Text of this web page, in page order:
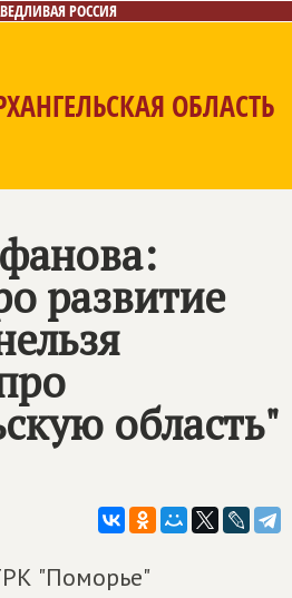
РОССИЯ
ОБЛАСТЬ
развитие
область"
"Поморье"